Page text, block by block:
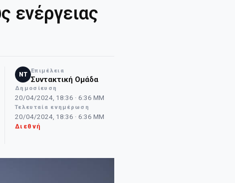
ενέργειας
NT Επιμέλεια
Συντακτική Ομάδα
Δημοσίευση
20/04/2024, 18:36 · 6:36 ΜΜ
Τελευταία ενημέρωση
20/04/2024, 18:36 · 6:36 ΜΜ
Διεθνή